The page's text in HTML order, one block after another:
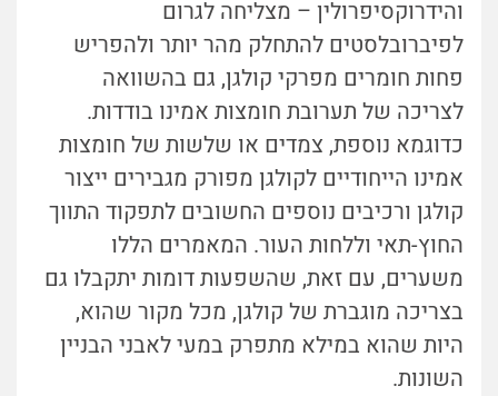
והידרוקסיפרולין – מצליחה לגרום
לפיברובלסטים להתחלק מהר יותר ולהפריש
פחות חומרים מפרקי קולגן, גם בהשוואה
לצריכה של תערובת חומצות אמינו בודדות.
כדוגמא נוספת, צמדים או שלשות של חומצות
אמינו הייחודיים לקולגן מפורק מגבירים ייצור
קולגן ורכיבים נוספים החשובים לתפקוד התווך
החוץ-תאי וללחות העור. המאמרים הללו
משערים, עם זאת, שהשפעות דומות יתקבלו גם
בצריכה מוגברת של קולגן, מכל מקור שהוא,
היות שהוא במילא מתפרק במעי לאבני הבניין
השונות.